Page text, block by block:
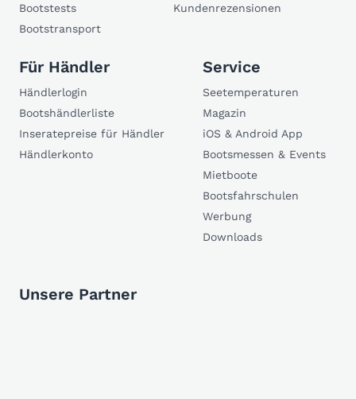
Bootstests
Bootstransport
Kundenrezensionen
Für Händler
Händlerlogin
Bootshändlerliste
Inseratepreise für Händler
Händlerkonto
Service
Seetemperaturen
Magazin
iOS & Android App
Bootsmessen & Events
Mietboote
Bootsfahrschulen
Werbung
Downloads
Unsere Partner